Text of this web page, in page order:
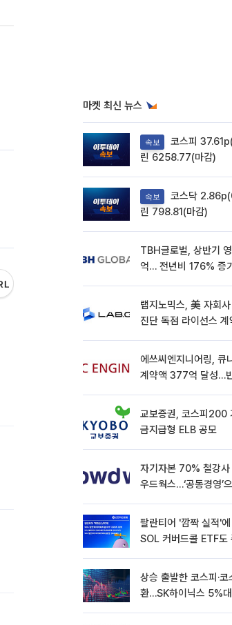
마켓 최신 뉴스
속보
린 6258.77(마감)
속보
린 798.81(마감)
TBH글로벌, 상반기
억… 전년비 176% 증
랩지노믹스, 美 자회
진단 독점 라이선스 계
에쓰씨엔지니어링, 큐
계약액 377억 달성…
교보증권, 코스피200
금지급형 ELB 공모
자기자본 70% 철강
우드웍스…‘공동경영’
팔란티어 '깜짝 실적'
SOL 커버드콜 ETF도
상승 출발한 코스피·
환…SK하이닉스 5%대